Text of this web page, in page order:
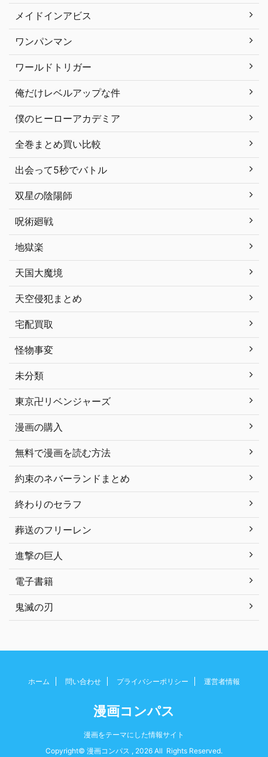
メイドインアビス
ワンパンマン
ワールドトリガー
俺だけレベルアップな件
僕のヒーローアカデミア
全巻まとめ買い比較
出会って5秒でバトル
双星の陰陽師
呪術廻戦
地獄楽
天国大魔境
天空侵犯まとめ
宅配買取
怪物事変
未分類
東京卍リベンジャーズ
漫画の購入
無料で漫画を読む方法
約束のネバーランドまとめ
終わりのセラフ
葬送のフリーレン
進撃の巨人
電子書籍
鬼滅の刃
ホーム 問い合わせ プライバシーポリシー 運営者情報
漫画コンパス
漫画をテーマにした情報サイト
Copyright© 漫画コンパス , 2026 All Rights Reserved.